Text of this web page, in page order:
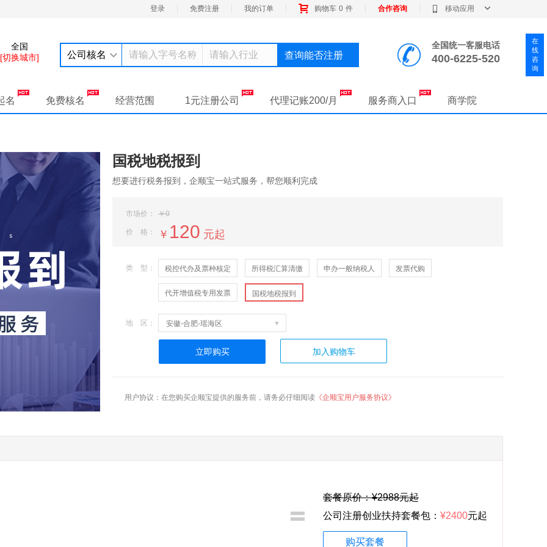
登录 免费注册 我的订单 购物车 0 件 合作咨询 移动应用
全国
[切换城市]
公司核名 查询能否注册
全国统一客服电话
400-6225-520
名 免费核名 经营范围 1元注册公司 代理记账200/月 服务商入口 商学院
国税地税报到
想要进行税务报到，企顺宝一站式服务，帮您顺利完成
市场价： ￥0
价 格： ￥ 120 元起
类 型： 税控代办及票种核定 所得税汇算清缴 申办一般纳税人 发票代购
代开增值税专用发票 国税地税报到
地 区： 安徽-合肥-瑶海区
立即购买 加入购物车
用户协议：在您购买企顺宝提供的服务前，请务必仔细阅读 《企顺宝用户服务协议》
套餐原价：¥2988元起
公司注册创业扶持套餐包： ¥2400元起
购买套餐